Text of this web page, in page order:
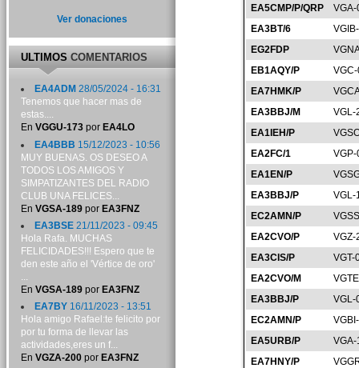
EA5CMP/P/QRP
EA3BT/6
EG2FDP
EB1AQY/P
EA7HMK/P
EA3BBJ/M
VGL-
EA1IEH/P
EA2FC/1
EA1EN/P
EA3BBJ/P
VGL-
EC2AMN/P
EA2CVO/P
VGZ-
EA3CIS/P
VGT-
EA2CVO/M
EA3BBJ/P
VGL-
EC2AMN/P
EA5URB/P
VGA-
EA7HNY/P
Ver donaciones
ULTIMOSCOMENTARIOS
EA4ADM 28/05/2024 - 16:31
Tenemos que hacer mas de
estas....
En VGGU-173por EA4LO
EA4BBB 15/12/2023 - 10:56
MUY BUENAS. OS DESEO A
TODOS LOS AMIGOS Y
SIMPATIZANTES DEL RADIO
CLUB UNA FELICES...
En VGSA-189por EA3FNZ
EA3BSE21/11/2023 - 09:45
Hola Rafa. MUCHAS
FELICIDADES!!! Espero que te
den este año el 'Vértice de oro'
...
En VGSA-189por EA3FNZ
EA7BY16/11/2023 - 13:51
Hola amigo Rafael:te felicito por
por tu forma de llevar las
actividades,eres un f...
En VGZA-200por EA3FNZ